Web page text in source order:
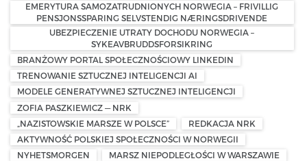
EMERYTURA SAMOZATRUDNIONYCH NORWEGIA – FRIVILLIG
PENSJONSSPARING SELVSTENDIG NÆRINGSDRIVENDE
UBEZPIECZENIE UTRATY DOCHODU NORWEGIA –
SYKEAVBRUDDSFORSIKRING
BRANŻOWY PORTAL SPOŁECZNOŚCIOWY LINKEDIN
TRENOWANIE SZTUCZNEJ INTELIGENCJI AI
MODELE GENERATYWNEJ SZTUCZNEJ INTELIGENCJI
ZOFIA PASZKIEWICZ — NRK
„NAZISTOWSKIE MARSZE W POLSCE”
REDKACJA NRK
AKTYWNOŚĆ POLSKIEJ SPOŁECZNOŚCI W NORWEGII
NYHETSMORGEN
MARSZ NIEPODLEGŁOŚCI W WARSZAWIE